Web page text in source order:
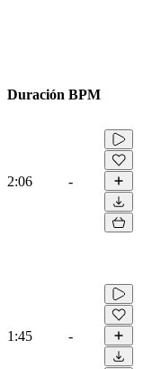
Duración BPM
2:06 -
1:45 -